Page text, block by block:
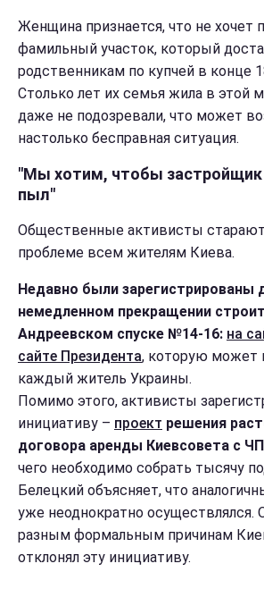
Женщина признается, что не хочет
фамильный участок, который
родственникам по купчей в конце
Столько лет их семья жила в этой
даже не подозревали, что может
настолько бесправная ситуация.
"Мы хотим, чтобы застройщик
пыл"
Общественные активисты
проблеме всем жителям Киева.
Недавно были зарегистрированы
немедленном прекращении
Андреевском спуске №14-16: на
сайте Президента, которую может
каждый житель Украины.
Помимо этого, активисты
инициативу – проект решения
договора аренды Киевсовета с
чего необходимо собрать тысячу
Белецкий объясняет, что
уже неоднократно осуществлялся.
разным формальным причинам
отклонял эту инициативу.